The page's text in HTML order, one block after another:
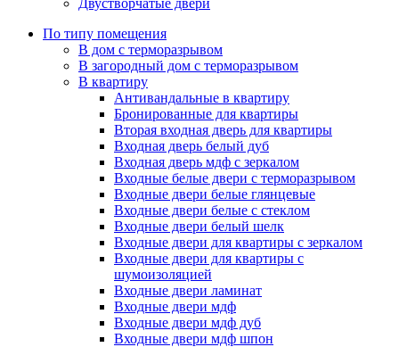
Двустворчатые двери
По типу помещения
В дом с терморазрывом
В загородный дом с терморазрывом
В квартиру
Антивандальные в квартиру
Бронированные для квартиры
Вторая входная дверь для квартиры
Входная дверь белый дуб
Входная дверь мдф с зеркалом
Входные белые двери с терморазрывом
Входные двери белые глянцевые
Входные двери белые с стеклом
Входные двери белый шелк
Входные двери для квартиры с зеркалом
Входные двери для квартиры с
шумоизоляцией
Входные двери ламинат
Входные двери мдф
Входные двери мдф дуб
Входные двери мдф шпон